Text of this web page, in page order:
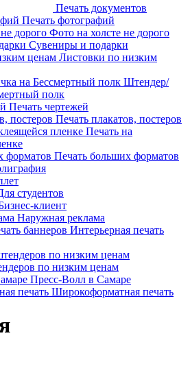
Печать документов
Печать фотографий
Фото на холсте не дорого
Сувениры и подарки
Листовки по низким
Штендер/
полк
Печать чертежей
Печать плакатов, постеров
Печать на
Печать больших форматов
студентов
клиент
Наружная реклама
Интерьерная печать
по низким ценам
Пресс-Волл в Самаре
Широкоформатная печать